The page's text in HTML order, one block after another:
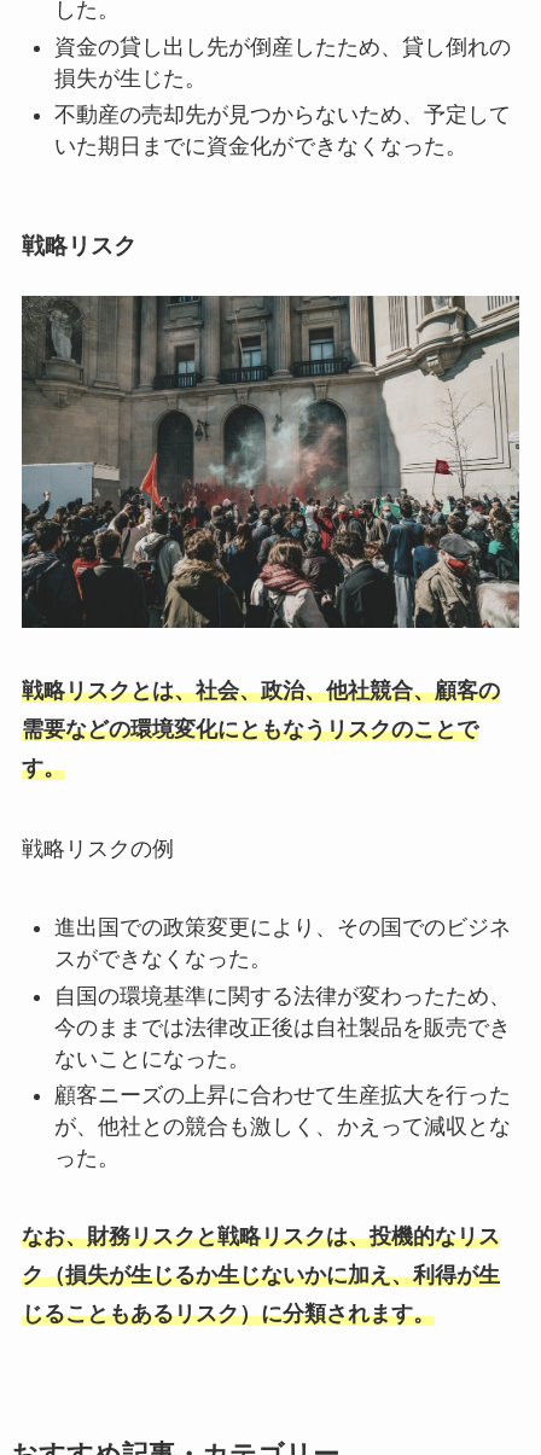
した。
資金の貸し出し先が倒産したため、貸し倒れの
損失が生じた。
不動産の売却先が見つからないため、予定して
いた期日までに資金化ができなくなった。
戦略リスク
戦略リスクとは、社会、政治、他社競合、顧客の
需要などの環境変化にともなうリスクのことで
す。
戦略リスクの例
進出国での政策変更により、その国でのビジネ
スができなくなった。
自国の環境基準に関する法律が変わったため、
今のままでは法律改正後は自社製品を販売でき
ないことになった。
顧客ニーズの上昇に合わせて生産拡大を行った
が、他社との競合も激しく、かえって減収とな
った。
なお、財務リスクと戦略リスクは、投機的なリス
ク（損失が生じるか生じないかに加え、利得が生
じることもあるリスク）に分類されます。